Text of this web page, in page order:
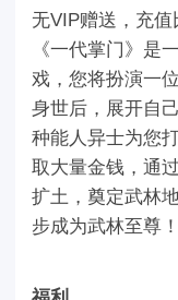
无VIP赠送，充
《一代掌门》是
戏，您将扮演一
身世后，展开自
种能人异士为您
取大量金钱，通
扩土，奠定武林
步成为武林至尊！